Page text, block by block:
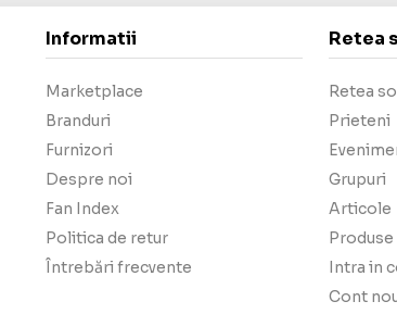
Informatii
Marketplace
Branduri
Furnizori
Despre noi
Fan Index
Politica de retur
Întrebări frecvente
Retea
Retea
Prieteni
Grupuri
Articole
Intra in
Cont